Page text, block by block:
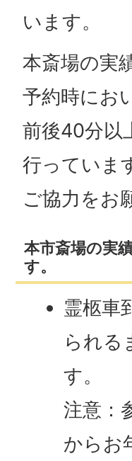
います。
本斎場の実
予約時にお
前後40分以
行っていま
ご協力をお
本市斎場の実
す。
霊柩車
られる
す。
注意：
からお